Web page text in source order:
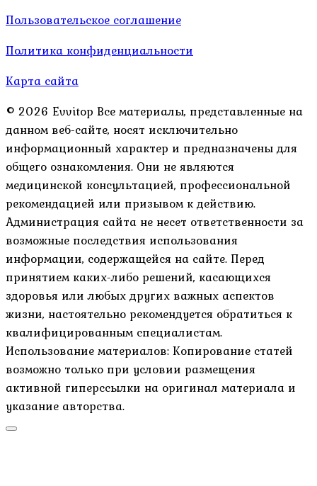
Пользовательское соглашение
Политика конфиденциальности
Карта сайта
© 2026 Evvitop Все материалы, представленные на
данном веб-сайте, носят исключительно
информационный характер и предназначены для
общего ознакомления. Они не являются
медицинской консультацией, профессиональной
рекомендацией или призывом к действию.
Администрация сайта не несет ответственности за
возможные последствия использования
информации, содержащейся на сайте. Перед
принятием каких-либо решений, касающихся
здоровья или любых других важных аспектов
жизни, настоятельно рекомендуется обратиться к
квалифицированным специалистам.
Использование материалов: Копирование статей
возможно только при условии размещения
активной гиперссылки на оригинал материала и
указание авторства.